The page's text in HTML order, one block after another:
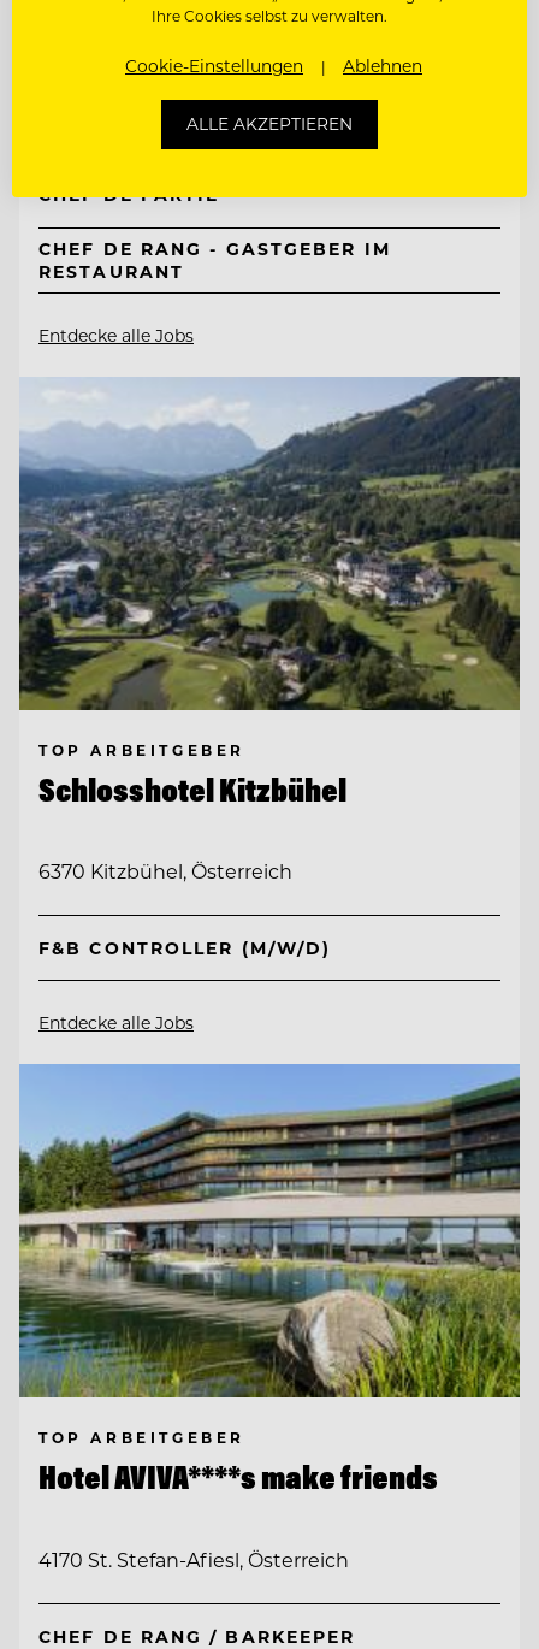
Mountain Resort Feuerberg
9551 Bodensdorf, Ossiacher See, Österreich
CHEF DE PARTIE
CHEF DE RANG - GASTGEBER IM
RESTAURANT
Entdecke alle Jobs
TOP ARBEITGEBER
Schlosshotel Kitzbühel
6370 Kitzbühel, Österreich
F&B CONTROLLER (M/W/D)
Entdecke alle Jobs
TOP ARBEITGEBER
Hotel AVIVA****s make friends
4170 St. Stefan-Afiesl, Österreich
CHEF DE RANG / BARKEEPER
Ihre Cookies selbst zu verwalten.
Cookie-Einstellungen Ablehnen
ALLE AKZEPTIEREN